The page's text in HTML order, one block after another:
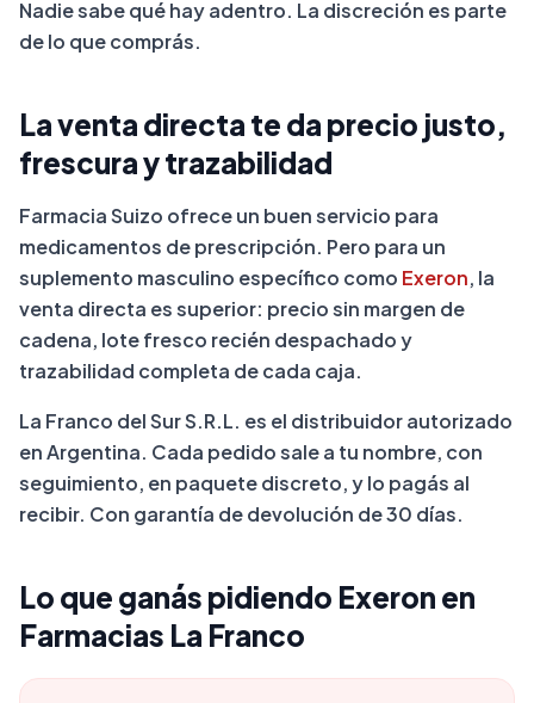
Nadie sabe qué hay adentro. La discreción es parte
de lo que comprás.
La venta directa te da precio justo,
frescura y trazabilidad
Farmacia Suizo ofrece un buen servicio para
medicamentos de prescripción. Pero para un
suplemento masculino específico como Exeron, la
venta directa es superior: precio sin margen de
cadena, lote fresco recién despachado y
trazabilidad completa de cada caja.
La Franco del Sur S.R.L. es el distribuidor autorizado
en Argentina. Cada pedido sale a tu nombre, con
seguimiento, en paquete discreto, y lo pagás al
recibir. Con garantía de devolución de 30 días.
Lo que ganás pidiendo Exeron en
Farmacias La Franco